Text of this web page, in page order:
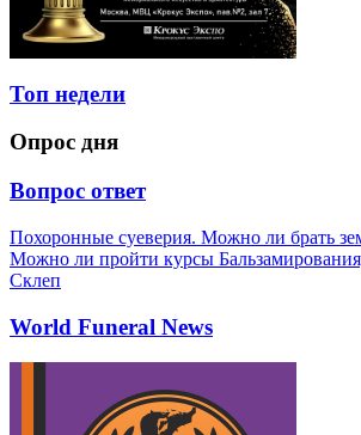
Топ недели
Опрос дня
Вопрос ответ
Похоронные суеверия. Можно ли брать
Можно ли пройти курсы
Склеп
World Funeral News